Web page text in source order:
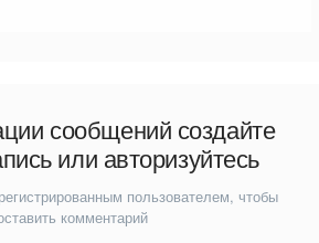
сообщений создайте
или авторизуйтесь
пользователем, чтобы
комментарий